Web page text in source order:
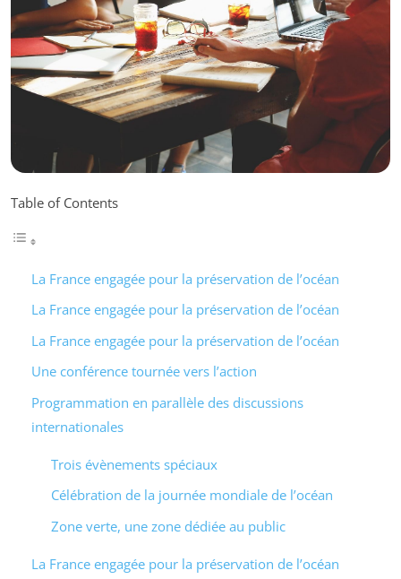
Table of Contents
La France engagée pour la préservation de l’océan
La France engagée pour la préservation de l’océan
La France engagée pour la préservation de l’océan
Une conférence tournée vers l’action
Programmation en parallèle des discussions
internationales
Trois évènements spéciaux
Célébration de la journée mondiale de l’océan
Zone verte, une zone dédiée au public
La France engagée pour la préservation de l’océan